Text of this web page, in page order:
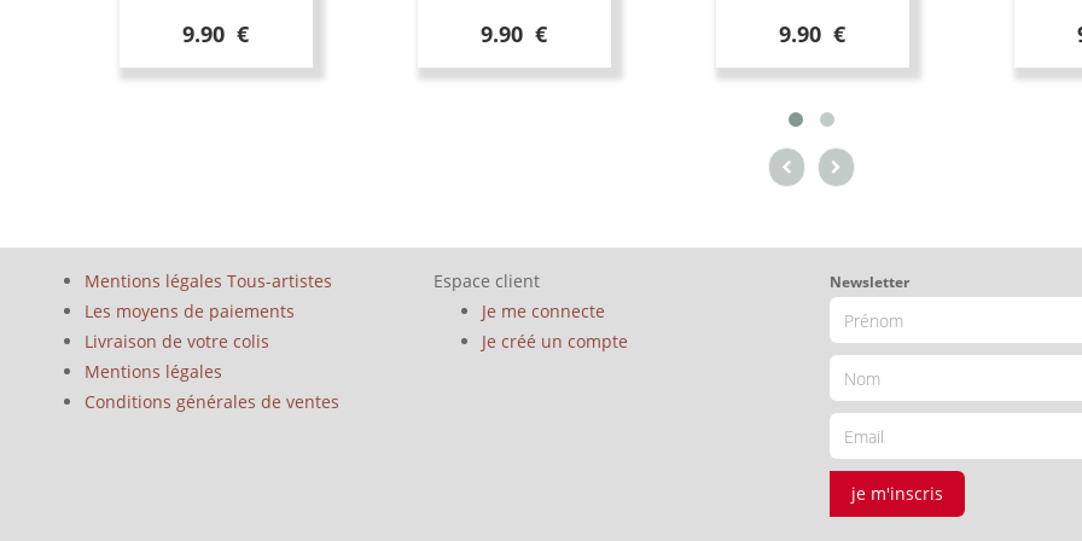
9.90 € 9.90 € 9.90 €
Mentions légales Tous-artistes
Les moyens de paiements
Livraison de votre colis
Mentions légales
Conditions générales de ventes
Espace client
Je me connecte
Je créé un compte
Newsletter
je m'inscris